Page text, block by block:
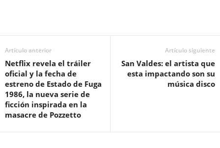
Artículo anterior
Netflix revela el tráiler
oficial y la fecha de
estreno de Estado de Fuga
1986, la nueva serie de
ficción inspirada en la
masacre de Pozzetto
Artículo siguiente
San Valdes: el artista que
esta impactando son su
música disco